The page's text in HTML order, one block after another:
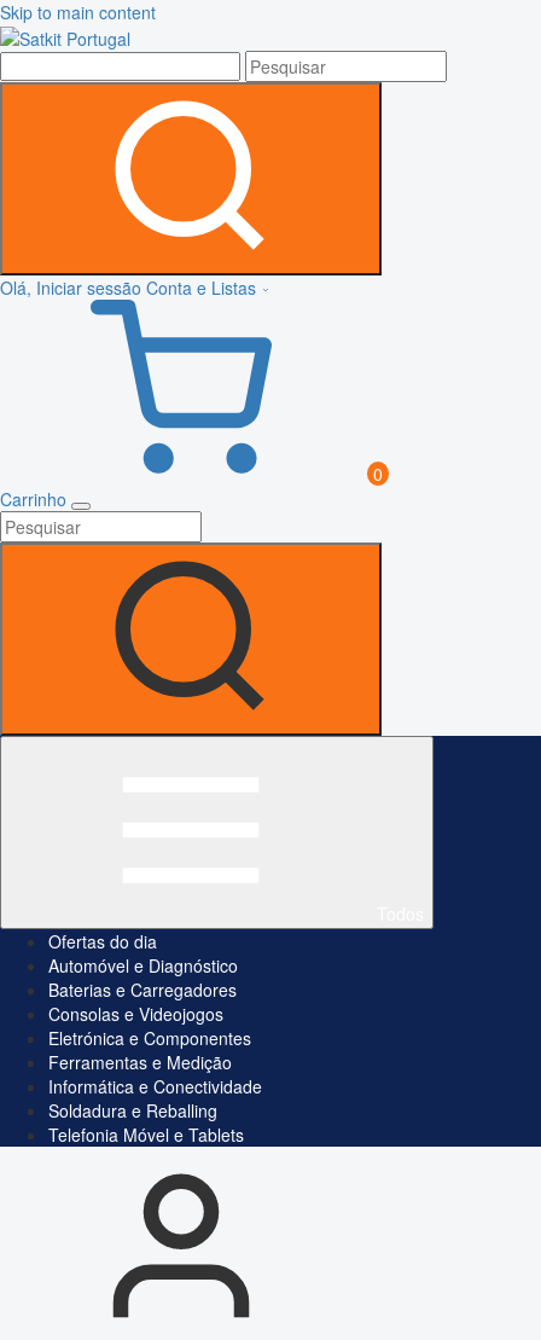
Skip to main content
Olá, Iniciar sessão Conta e Listas
0
Carrinho
Ofertas do dia
Automóvel e Diagnóstico
Baterias e Carregadores
Consolas e Videojogos
Eletrónica e Componentes
Ferramentas e Medição
Informática e Conectividade
Soldadura e Reballing
Telefonia Móvel e Tablets